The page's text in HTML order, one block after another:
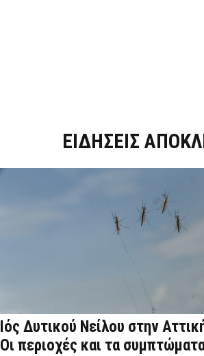
ΕΙΔΗΣΕΙΣ
Ιός Δυτικού Νείλου στην
Οι περιοχές και τα